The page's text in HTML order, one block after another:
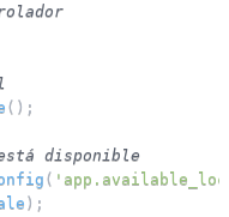
( ) ;
disponible
(
) ;